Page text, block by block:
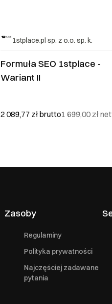
1stplace.pl sp. z o.o. sp. k.
Formuła SEO 1stplace -
Wariant II
2 089,77 złbrutto1 699,00 zł
Zasoby
Regulaminy
Polityka prywatności
Najczęściej zadawane
pytania